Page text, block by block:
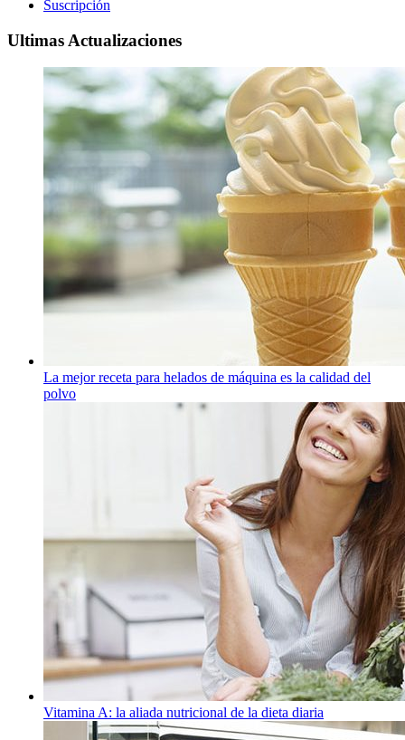
Suscripción
Ultimas Actualizaciones
La mejor receta para helados de máquina es la calidad del
polvo
Vitamina A: la aliada nutricional de la dieta diaria